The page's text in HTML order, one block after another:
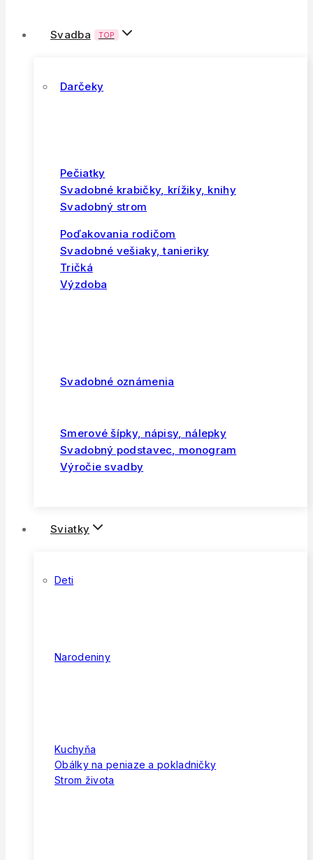
Svadba TOP
Darčeky
Pečiatky
Svadobné krabičky, krížiky, knihy
Svadobný strom
Poďakovania rodičom
Svadobné vešiaky, tanieriky
Tričká
Výzdoba
Svadobné oznámenia
Smerové šípky, nápisy, nálepky
Svadobný podstavec, monogram
Výročie svadby
Sviatky
Deti
Narodeniny
Kuchyňa
Obálky na peniaze a pokladničky
Strom života